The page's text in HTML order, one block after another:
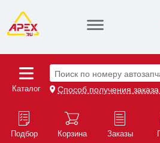
Каталог
Поиск по номеру
Способ получения
Подбор Корзина Заказы